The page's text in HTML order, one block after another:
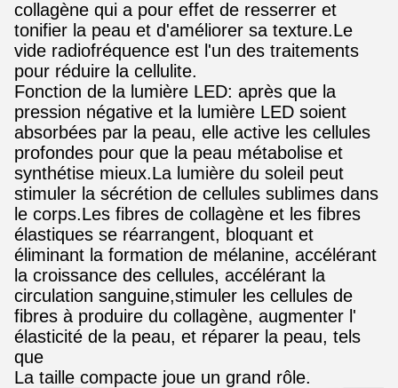
collagène qui a pour effet de resserrer et
tonifier la peau et d'améliorer sa texture.Le
vide radiofréquence est l'un des traitements
pour réduire la cellulite.
Fonction de la lumière LED: après que la
pression négative et la lumière LED soient
absorbées par la peau, elle active les cellules
profondes pour que la peau métabolise et
synthétise mieux.La lumière du soleil peut
stimuler la sécrétion de cellules sublimes dans
le corps.Les fibres de collagène et les fibres
élastiques se réarrangent, bloquant et
éliminant la formation de mélanine, accélérant
la croissance des cellules, accélérant la
circulation sanguine,stimuler les cellules de
fibres à produire du collagène, augmenter l'
élasticité de la peau, et réparer la peau, tels
que
La taille compacte joue un grand rôle.